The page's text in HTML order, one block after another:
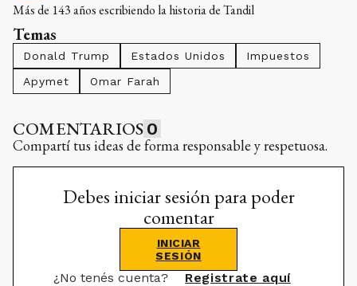
Más de 143 años escribiendo la historia de Tandil
Temas
Donald Trump Estados Unidos
Impuestos
Apymet
Omar Farah
COMENTARIOS 0
Compartí tus ideas de forma responsable y respetuosa.
Debes iniciar sesión para poder
comentar
INICIAR
SESIÓN
¿No tenés cuenta? Registrate aquí